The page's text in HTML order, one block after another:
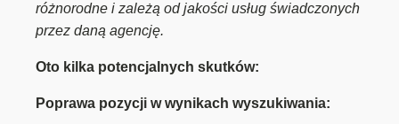
różnorodne i zależą od jakości usług świadczonych
przez daną agencję.
Oto kilka potencjalnych skutków:
Poprawa pozycji w wynikach wyszukiwania: